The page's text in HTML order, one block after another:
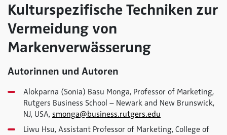
Kulturspezifische Techniken zur
Vermeidung von
Markenverwässerung
Autorinnen und Autoren
Alokparna (Sonia) Basu Monga, Professor of Marketing,
Rutgers Business School – Newark and New Brunswick,
NJ, USA, smonga@business.rutgers.edu
Liwu Hsu, Assistant Professor of Marketing, College of